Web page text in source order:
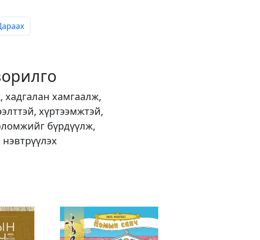
хамгаалж,
хүртээмжтэй,
бүрдүүлж,